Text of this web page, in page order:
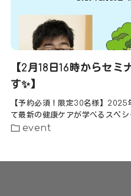
【2月18日16時からセ
す✨】
【予約必須！限定30名様】
て最新の健康ケアが学べるスペ
event